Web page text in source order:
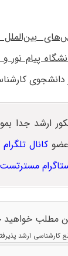
پیام نور و
ارشد جدا
کانال
مسترتست
مطلب خواهید
کارشناسی ارشد